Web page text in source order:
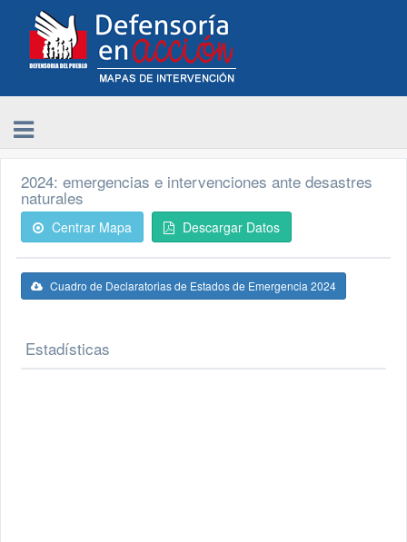
2024: emergencias e intervenciones ante desastres
naturales
Centrar Mapa Descargar Datos
Cuadro de Declaratorias de Estados de Emergencia 2024
Estadísticas